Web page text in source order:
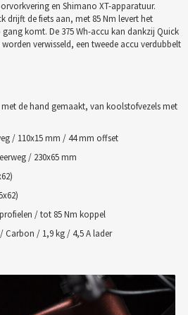
en Shimano XT-apparatuur.
drijft de fiets aan, met 85 Nm levert het
komt. De 375 Wh-accu kan dankzij Quick
verwisseld, een tweede accu verdubbelt
de hand gemaakt, van koolstofvezels met
/ 110x15 mm / 44 mm offset
/ 230x65 mm
/ tot 85 Nm koppel
Carbon / 1,9 kg / 4,5 A lader